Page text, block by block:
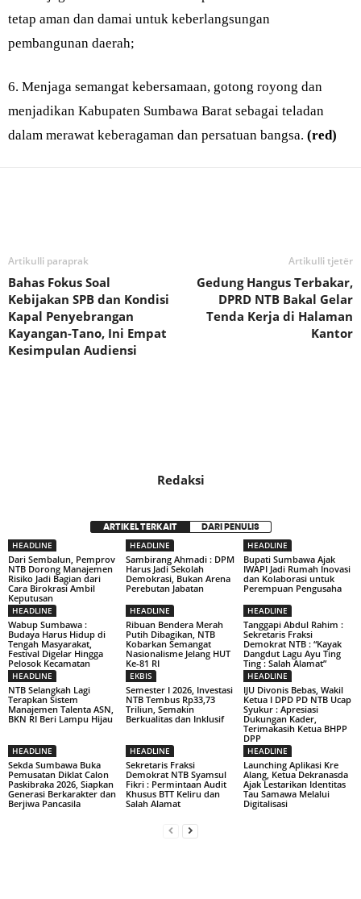
tetap aman dan damai untuk keberlangsungan
pembangunan daerah;
6. Menjaga semangat kebersamaan, gotong royong dan
menjadikan Kabupaten Sumbawa Barat sebagai teladan
dalam merawat keberagaman dan persatuan bangsa. (red)
Artikulli paraprak
Bahas Fokus Soal
Kebijakan SPB dan Kondisi
Kapal Penyebrangan
Kayangan-Tano, Ini Empat
Kesimpulan Audiensi
Artikulli tjetër
Gedung Hangus Terbakar,
DPRD NTB Bakal Gelar
Tenda Kerja di Halaman
Kantor
Redaksi
ARTIKEL TERKAIT DARI PENULIS
HEADLINE
Dari Sembalun, Pemprov
NTB Dorong Manajemen
Risiko Jadi Bagian dari
Cara Birokrasi Ambil
Keputusan
HEADLINE
Sambirang Ahmadi : DPM
Harus Jadi Sekolah
Demokrasi, Bukan Arena
Perebutan Jabatan
HEADLINE
Bupati Sumbawa Ajak
IWAPI Jadi Rumah Inovasi
dan Kolaborasi untuk
Perempuan Pengusaha
HEADLINE
Wabup Sumbawa :
Budaya Harus Hidup di
Tengah Masyarakat,
Festival Digelar Hingga
Pelosok Kecamatan
HEADLINE
Ribuan Bendera Merah
Putih Dibagikan, NTB
Kobarkan Semangat
Nasionalisme Jelang HUT
Ke-81 RI
HEADLINE
Tanggapi Abdul Rahim :
Sekretaris Fraksi
Demokrat NTB : “Kayak
Dangdut Lagu Ayu Ting
Ting : Salah Alamat”
HEADLINE
NTB Selangkah Lagi
Terapkan Sistem
Manajemen Talenta ASN,
BKN RI Beri Lampu Hijau
EKBIS
Semester I 2026, Investasi
NTB Tembus Rp33,73
Triliun, Semakin
Berkualitas dan Inklusif
HEADLINE
IJU Divonis Bebas, Wakil
Ketua I DPD PD NTB Ucap
Syukur : Apresiasi
Dukungan Kader,
Terimakasih Ketua BHPP
DPP
HEADLINE
Sekda Sumbawa Buka
Pemusatan Diklat Calon
Paskibraka 2026, Siapkan
Generasi Berkarakter dan
Berjiwa Pancasila
HEADLINE
Sekretaris Fraksi
Demokrat NTB Syamsul
Fikri : Permintaan Audit
Khusus BTT Keliru dan
Salah Alamat
HEADLINE
Launching Aplikasi Kre
Alang, Ketua Dekranasda
Ajak Lestarikan Identitas
Tau Samawa Melalui
Digitalisasi